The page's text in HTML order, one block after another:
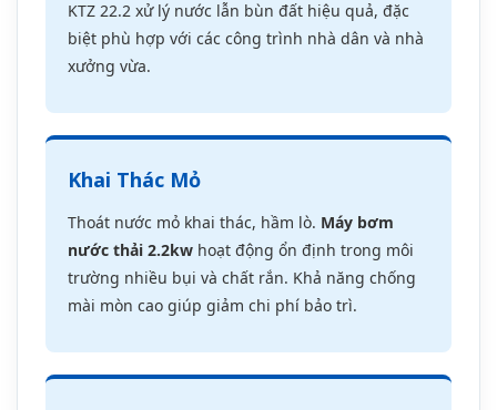
Công Nghiệp
chìm nước thảiđáp ứng tiêu chuẩn môi trường
khắt khe. Phù hợp cho nhà máy thực phẩm, dệt
nhuộm, sản xuất nhỏ.
Nông Nghiệp